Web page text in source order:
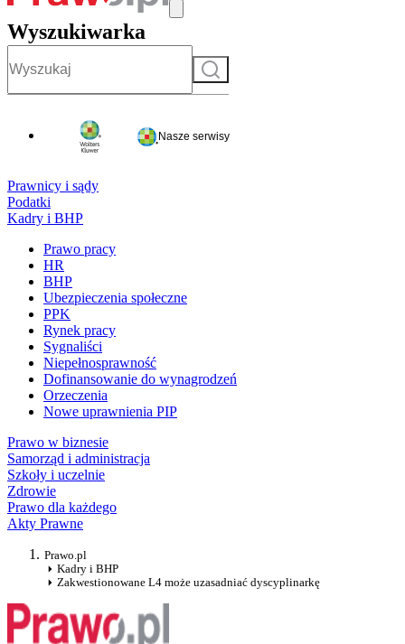
Wyszukiwarka
Szukaj
Nasze serwisy
Prawnicy i sądy
Podatki
Kadry i BHP
Prawo pracy
HR
BHP
Ubezpieczenia społeczne
PPK
Rynek pracy
Sygnaliści
Niepełnosprawność
Dofinansowanie do wynagrodzeń
Orzeczenia
Nowe uprawnienia PIP
Prawo w biznesie
Samorząd i administracja
Szkoły i uczelnie
Zdrowie
Prawo dla każdego
Akty Prawne
Prawo.pl
Kadry i BHP
Zakwestionowane L4 może uzasadniać dyscyplinarkę